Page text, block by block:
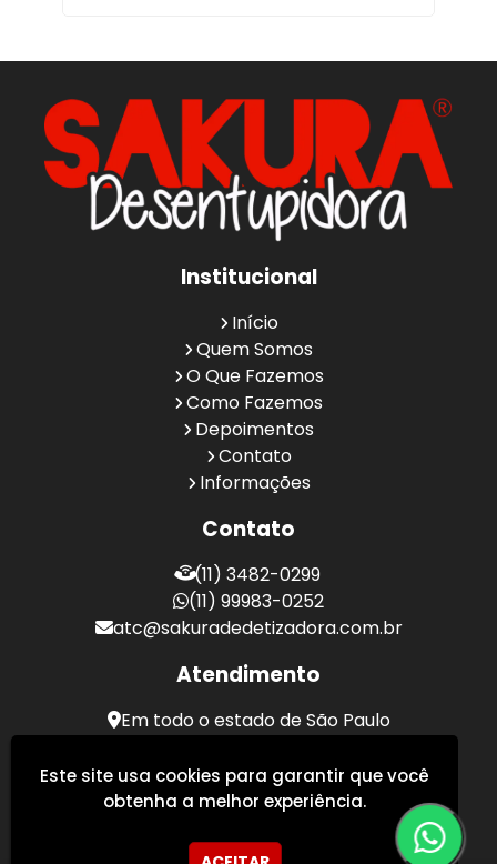
Institucional
Início
Quem Somos
O Que Fazemos
Como Fazemos
Depoimentos
Contato
Informações
Contato
(11) 3482-0299
(11) 99983-0252
atc@sakuradedetizadora.com.br
Atendimento
Em todo o estado de São Paulo
Este site usa cookies para garantir que você
obtenha a melhor experiência.